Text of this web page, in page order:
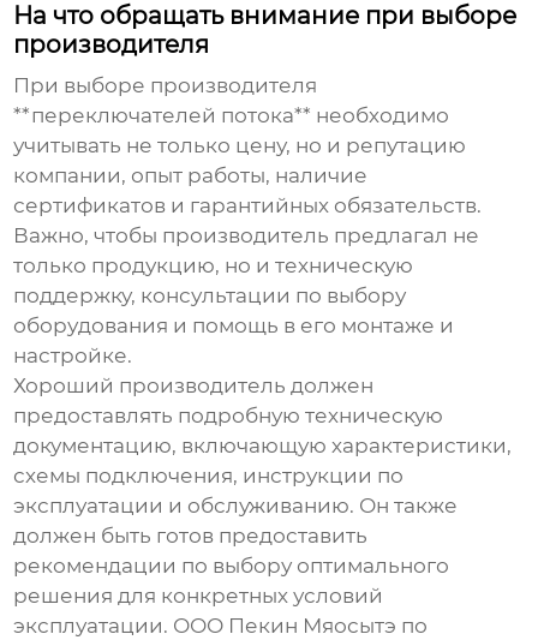
На что обращать внимание при выборе
производителя
При выборе производителя
**переключателей потока** необходимо
учитывать не только цену, но и репутацию
компании, опыт работы, наличие
сертификатов и гарантийных обязательств.
Важно, чтобы производитель предлагал не
только продукцию, но и техническую
поддержку, консультации по выбору
оборудования и помощь в его монтаже и
настройке.
Хороший производитель должен
предоставлять подробную техническую
документацию, включающую характеристики,
схемы подключения, инструкции по
эксплуатации и обслуживанию. Он также
должен быть готов предоставить
рекомендации по выбору оптимального
решения для конкретных условий
эксплуатации. ООО Пекин Мяосытэ по